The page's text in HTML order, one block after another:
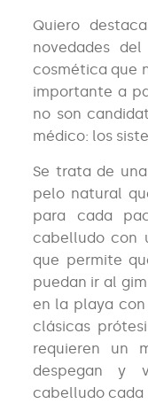
Quiero
novedades
cosmética que
importante a
no son
médico: los
Se trata de
pelo natural
para cada
cabelludo con
que permite
puedan ir al
en la playa
clásicas
requieren un
despegan y
cabelludo cada